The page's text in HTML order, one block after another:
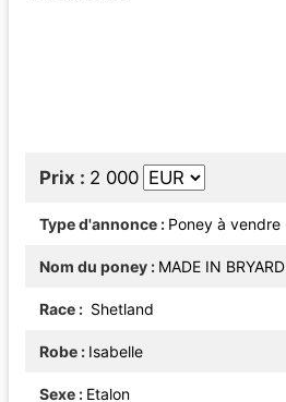
Prix 2 000
Type d'annonce Poney à vendre
Nom du poney MADE IN BRYARD
Race Shetland
Robe Isabelle
Sexe Etalon